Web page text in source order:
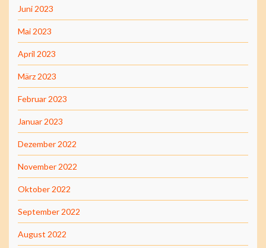
Juni 2023
Mai 2023
April 2023
März 2023
Februar 2023
Januar 2023
Dezember 2022
November 2022
Oktober 2022
September 2022
August 2022